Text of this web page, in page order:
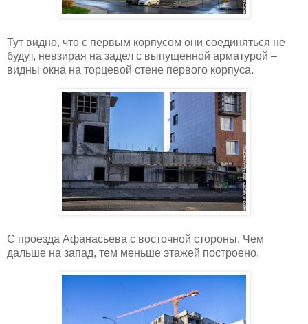
Тут видно, что с первым корпусом они соединяться не
будут, невзирая на задел с выпущенной арматурой –
видны окна на торцевой стене первого корпуса.
С проезда Афанасьева с восточной стороны. Чем
дальше на запад, тем меньше этажей построено.